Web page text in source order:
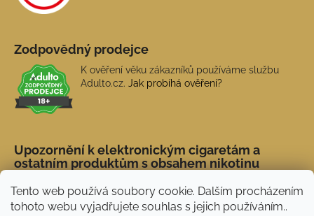
Tento web používá soubory cookie. Dalším procházením
tohoto webu vyjadřujete souhlas s jejich používáním..
Zodpovědný prodejce
K ověření věku zákazníků používáme službu
Adulto.cz. Jak probíhá ověření?
Upozornění k elektronickým cigaretám a
ostatním produktům s obsahem nikotinu